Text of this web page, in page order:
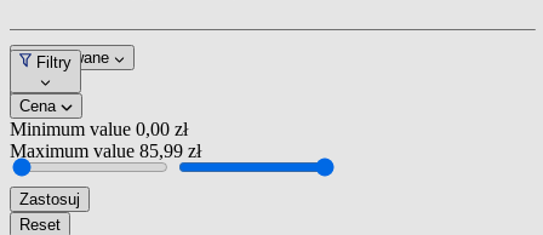
Dopasowane
Filtry
Cena
Minimum value 0,00 zł
Maximum value 85,99 zł
Zastosuj
Reset